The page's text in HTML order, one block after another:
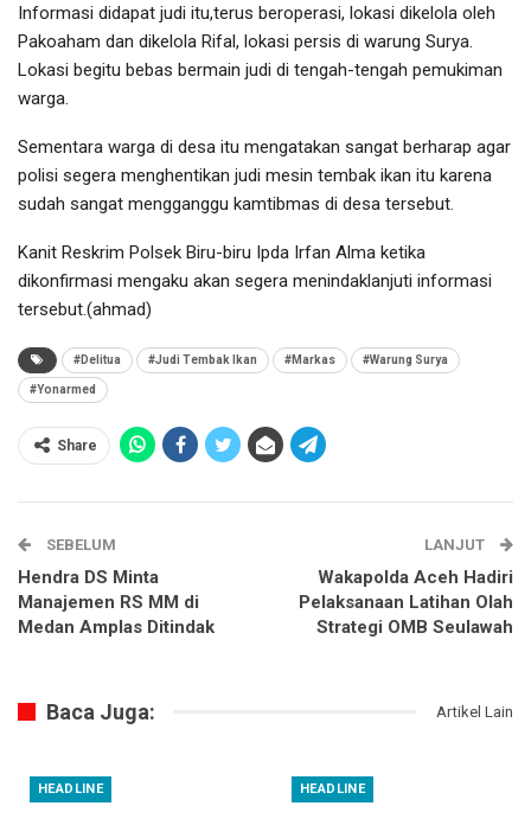
Informasi didapat judi itu,terus beroperasi, lokasi dikelola oleh
Pakoaham dan dikelola Rifal, lokasi persis di warung Surya.
Lokasi begitu bebas bermain judi di tengah-tengah pemukiman
warga.
Sementara warga di desa itu mengatakan sangat berharap agar
polisi segera menghentikan judi mesin tembak ikan itu karena
sudah sangat mengganggu kamtibmas di desa tersebut.
Kanit Reskrim Polsek Biru-biru Ipda Irfan Alma ketika
dikonfirmasi mengaku akan segera menindaklanjuti informasi
tersebut.(ahmad)
#Delitua #Judi Tembak Ikan #Markas #Warung Surya
#Yonarmed
Share
SEBELUM
Hendra DS Minta
Manajemen RS MM di
Medan Amplas Ditindak
LANJUT
Wakapolda Aceh Hadiri
Pelaksanaan Latihan Olah
Strategi OMB Seulawah
Baca Juga: Artikel Lain
HEADLINE HEADLINE